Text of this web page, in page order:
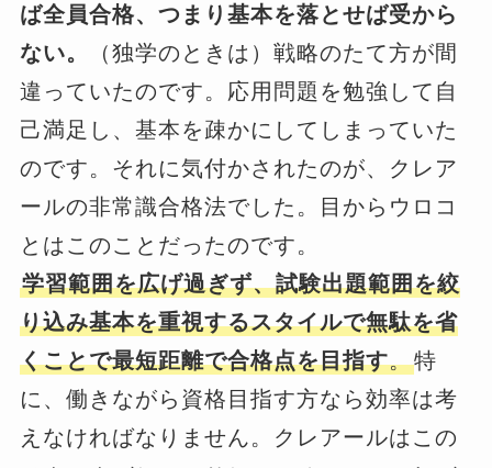
ば全員合格、つまり基本を落とせば受から
ない。
（独学のときは）戦略のたて方が間
違っていたのです。応用問題を勉強して自
己満足し、基本を疎かにしてしまっていた
のです。それに気付かされたのが、クレア
ールの非常識合格法でした。目からウロコ
とはこのことだったのです。
学習範囲を広げ過ぎず、試験出題範囲を絞
り込み基本を重視するスタイルで無駄を省
くことで最短距離で合格点を目指す。特
に、働きながら資格目指す方なら効率は考
えなければなりません。クレアールはこの